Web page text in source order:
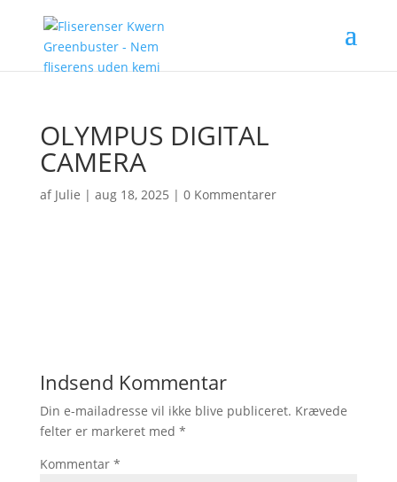
OLYMPUS DIGITAL
CAMERA
af Julie | aug 18, 2025 | 0 Kommentarer
Indsend Kommentar
Din e-mailadresse vil ikke blive publiceret. Krævede
felter er markeret med *
Kommentar *